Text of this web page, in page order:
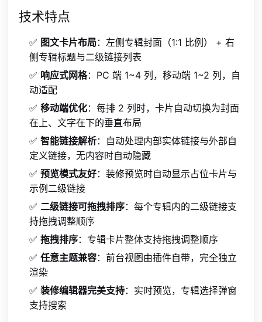
技术特点
✅ 图文卡片布局：左侧专辑封面（1:1 比例） + 右
侧专辑标题与二级链接列表
✅ 响应式网格：PC 端 1~4 列，移动端 1~2 列，自
动适配
✅移动端优化：每排 2 列时，卡片自动切换为封面
在上、文字在下的垂直布局
✅智能链接解析：自动处理内部实体链接与外部自
定义链接，无内容时自动隐藏
✅预览模式友好：装修预览时自动显示占位卡片与
示例二级链接
✅ 二级链接可拖拽排序：每个专辑内的二级链接支
持拖拽调整顺序
✅拖拽排序：专辑卡片整体支持拖拽调整顺序
✅任意主题兼容：前台视图由插件自带，完全独立
渲染
✅装修编辑器完美支持：实时预览，专辑选择弹窗
支持搜索